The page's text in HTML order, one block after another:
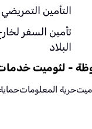
التأمين التمريضي
تأمين السفر
البلاد
- لئوميت خدمات
حرية المعلومات